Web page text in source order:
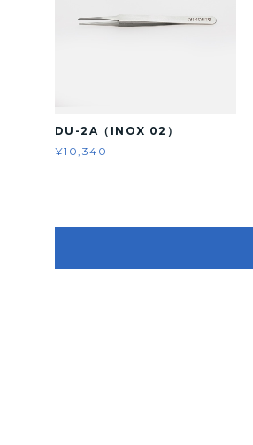
DU-2A（INOX 02）
¥10,340